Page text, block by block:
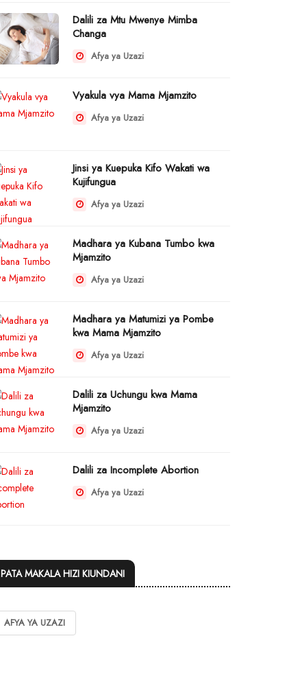
Dalili za Mtu Mwenye Mimba
Changa
Afya ya Uzazi
Vyakula vya Mama Mjamzito
Afya ya Uzazi
Jinsi ya Kuepuka Kifo Wakati wa
Kujifungua
Afya ya Uzazi
Madhara ya Kubana Tumbo kwa
Mjamzito
Afya ya Uzazi
Madhara ya Matumizi ya Pombe
kwa Mama Mjamzito
Afya ya Uzazi
Dalili za Uchungu kwa Mama
Mjamzito
Afya ya Uzazi
Dalili za Incomplete Abortion
Afya ya Uzazi
PATA MAKALA HIZI KIUNDANI
AFYA YA UZAZI